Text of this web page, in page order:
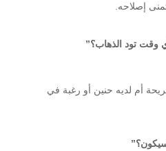
إصلاحه.
وقت تود الذهاب؟”
أم لديه حنين أو رغبة في